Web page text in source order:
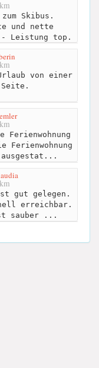
Skibus.
und nette
Leistung top.
von einer
Seite.
Ferienwohnung
gut gelegen.
erreichbar.
sauber ...